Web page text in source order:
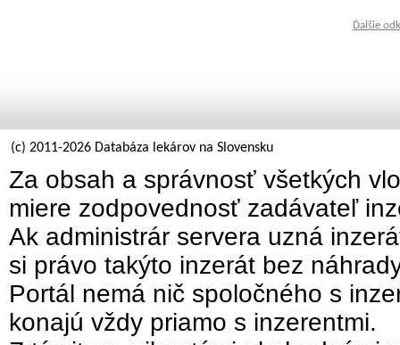
Ďalšie
(c) 2011-2026 Databáza lekárov na Slovensku
Za obsah a správnosť všetkých
miere zodpovednosť zadávateľ
Ak administrár servera uzná
si právo takýto inzerát bez
Portál nemá nič spoločného s
konajú vždy priamo s inzerentmi.